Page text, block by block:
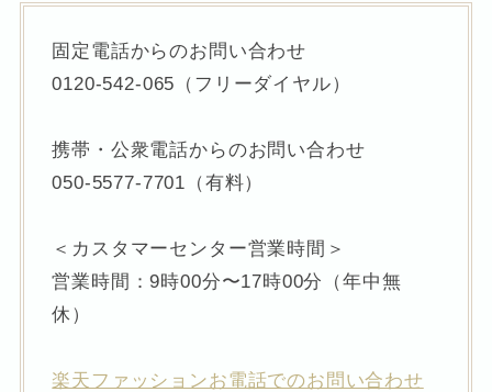
固定電話からのお問い合わせ
0120-542-065（フリーダイヤル）
携帯・公衆電話からのお問い合わせ
050-5577-7701（有料）
＜カスタマーセンター営業時間＞
営業時間：9時00分〜17時00分（年中無
休）
楽天ファッションお電話でのお問い合わせ